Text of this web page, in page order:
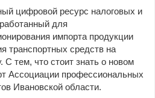
цифровой ресурс налоговых и
для
импорта продукции
транспортных средств на
С тем, что стоит знать о новом
Ассоциации профессиональных
Ивановской области.